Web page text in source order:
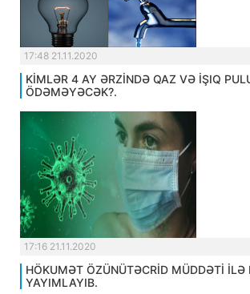
17:48 21.11.2020
KİMLƏR 4 AY ƏRZİNDƏ QAZ VƏ İŞIQ
ÖDƏMƏYƏCƏK?.
17:16 21.11.2020
HÖKUMƏT ÖZÜNÜTƏCRİD MÜDDƏTİ İLƏ
YAYIMLAYIB.